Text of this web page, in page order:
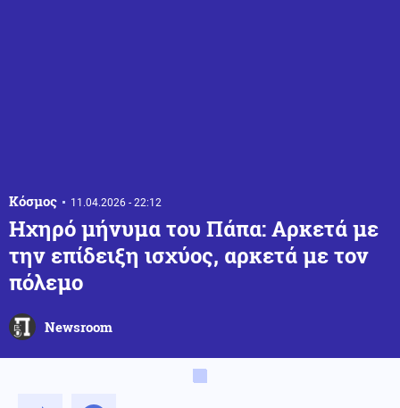
Κόσμος 11.04.2026 - 22:12
Ηχηρό μήνυμα του Πάπα: Αρκετά με
την επίδειξη ισχύος, αρκετά με τον
πόλεμο
Newsroom